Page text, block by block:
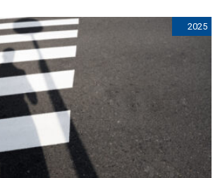
2025